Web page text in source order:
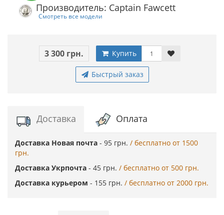
Производитель: Captain Fawcett
Смотреть все модели
3 300 грн. Купить
Быстрый заказ
Доставка Оплата
Доставка Новая почта - 95 грн. / бесплатно от 1500
грн.
Доставка Укрпочта - 45 грн. / бесплатно от 500 грн.
Доставка курьером - 155 грн. / бесплатно от 2000 грн.